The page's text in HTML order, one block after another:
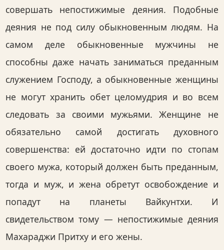
совершать непостижимые деяния. Подобные
деяния не под силу обыкновенным людям. На
самом деле обыкновенные мужчины не
способны даже начать заниматься преданным
служением Господу, а обыкновенные женщины
не могут хранить обет целомудрия и во всем
следовать за своими мужьями. Женщине не
обязательно самой достигать духовного
совершенства: ей достаточно идти по стопам
своего мужа, который должен быть преданным,
тогда и муж, и жена обретут освобождение и
попадут на планеты Вайкунтхи. И
свидетельством тому — непостижимые деяния
Махараджи Притху и его жены.